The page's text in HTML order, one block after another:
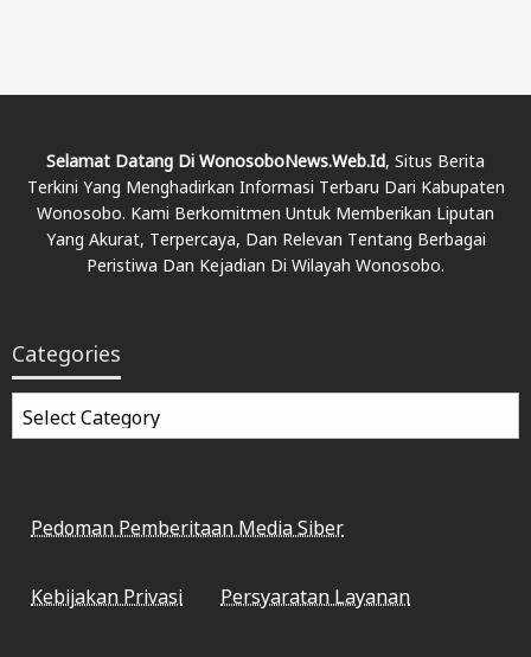
Selamat Datang Di WonosoboNews.web.id, Situs Berita
Terkini Yang Menghadirkan Informasi Terbaru Dari Kabupaten
Wonosobo. Kami Berkomitmen Untuk Memberikan Liputan
Yang Akurat, Terpercaya, Dan Relevan Tentang Berbagai
Peristiwa Dan Kejadian Di Wilayah Wonosobo.
Categories
Categories
Pedoman Pemberitaan Media Siber
Kebijakan Privasi Persyaratan Layanan